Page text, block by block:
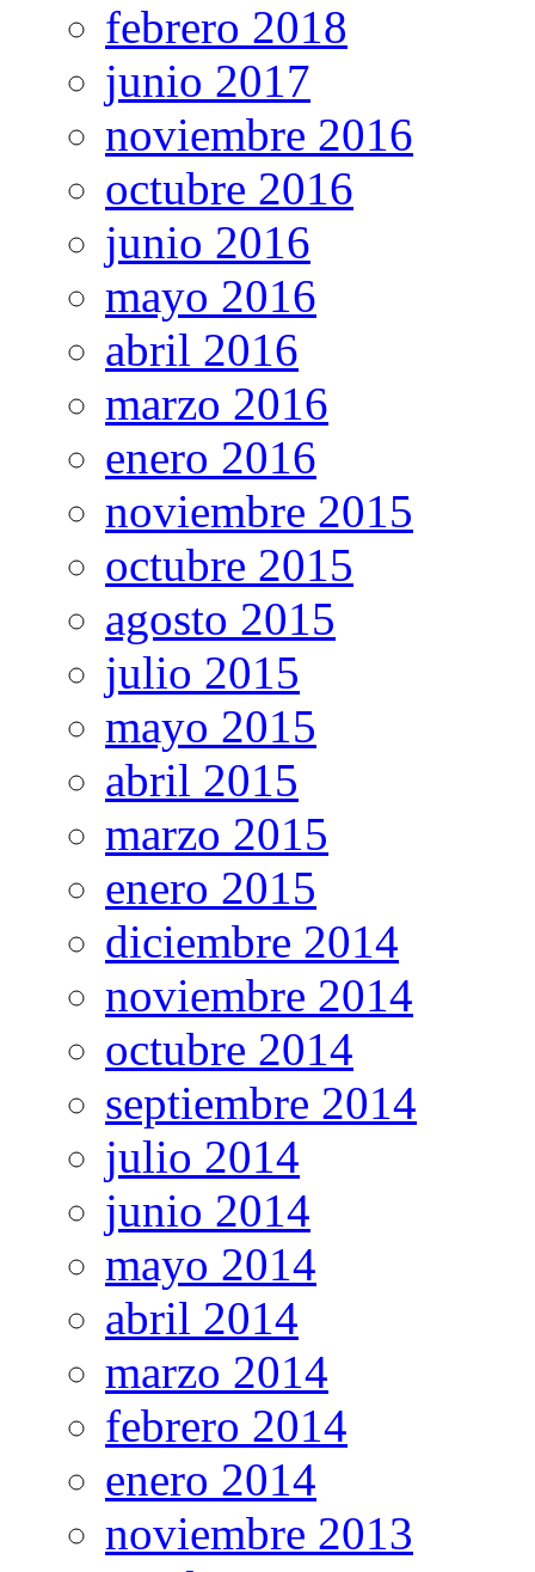
febrero 2018
junio 2017
noviembre 2016
octubre 2016
junio 2016
mayo 2016
abril 2016
marzo 2016
enero 2016
noviembre 2015
octubre 2015
agosto 2015
julio 2015
mayo 2015
abril 2015
marzo 2015
enero 2015
diciembre 2014
noviembre 2014
octubre 2014
septiembre 2014
julio 2014
junio 2014
mayo 2014
abril 2014
marzo 2014
febrero 2014
enero 2014
noviembre 2013